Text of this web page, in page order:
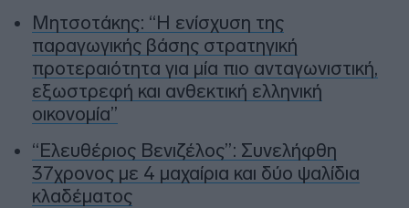
Μητσοτάκης: “Η ενίσχυση της
παραγωγικής βάσης στρατηγική
προτεραιότητα για μία πιο ανταγωνιστική,
εξωστρεφή και ανθεκτική ελληνική
οικονομία”
“Ελευθέριος Βενιζέλος”: Συνελήφθη
37χρονος με 4 μαχαίρια και δύο ψαλίδια
κλαδέματος